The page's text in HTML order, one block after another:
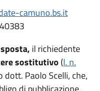
camuno.bs.it
il richiedente
sostitutivo (l. n.
scheda).
dott. Paolo Scelli, che,